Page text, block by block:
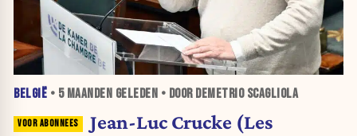
BELGIË • 5 MAANDEN GELEDEN • DOOR DEMETRIO SCAGLIOLA
Jean-Luc Crucke (Les